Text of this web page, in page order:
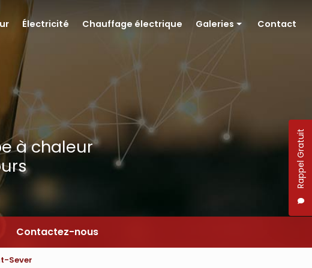
Rappel Gratuit
Électricité Chauffage électrique Galeries Contact
à chaleur
Contactez-nous
Sever